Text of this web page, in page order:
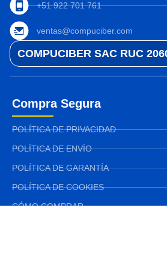
+51 922 701 761
ventas@compuciber.com
COMPUCIBER SAC RUC
Compra Segura
POLÍTICA DE PRIVACIDAD
POLÍTICA DE ENVÍO
POLÍTICA DE GARANTÍA
POLÍTICA DE COOKIES
CÓMO COMPRAR